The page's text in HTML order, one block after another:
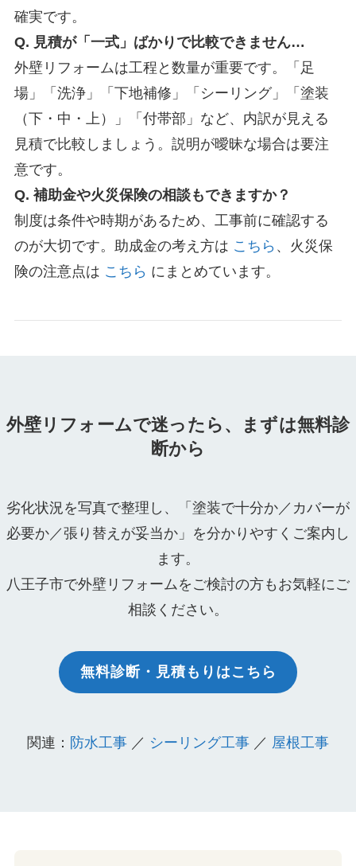
確実です。
Q. 見積が「一式」ばかりで比較できません…
外壁リフォームは工程と数量が重要です。「足
場」「洗浄」「下地補修」「シーリング」「塗装
（下・中・上）」「付帯部」など、内訳が見える
見積で比較しましょう。説明が曖昧な場合は要注
意です。
Q. 補助金や火災保険の相談もできますか？
制度は条件や時期があるため、工事前に確認する
のが大切です。助成金の考え方は こちら 、火災保
険の注意点は こちら にまとめています。
外壁リフォームで迷ったら、まずは無料診
断から
劣化状況を写真で整理し、「塗装で十分か／カバーが
必要か／張り替えが妥当か」を分かりやすくご案内し
ます。
八王子市で外壁リフォームをご検討の方もお気軽にご
相談ください。
無料診断・見積もりはこちら
関連： 防水工事 ／ シーリング工事 ／ 屋根工事